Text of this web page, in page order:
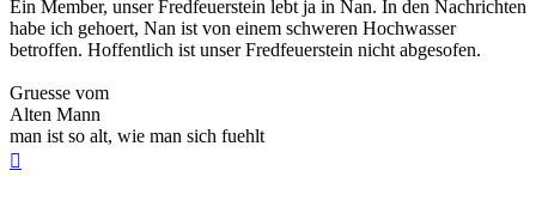
Ein Member, unser Fredfeuerstein lebt ja in Nan. In den Nachrichten
habe ich gehoert, Nan ist von einem schweren Hochwasser
betroffen. Hoffentlich ist unser Fredfeuerstein nicht abgesofen.
Gruesse vom
Alten Mann
man ist so alt, wie man sich fuehlt